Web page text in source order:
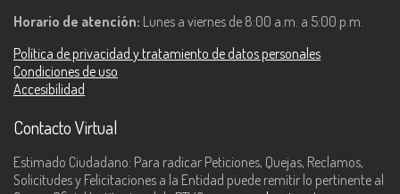
Horario de atención: Lunes a viernes de 8:00 a.m. a 5:00 p.m.
Política de privacidad y tratamiento de datos personales
Condiciones de uso
Accesibilidad
Contacto Virtual
Estimado Ciudadano: Para radicar Peticiones, Quejas, Reclamos,
Solicitudes y Felicitaciones a la Entidad puede remitir lo pertinente al